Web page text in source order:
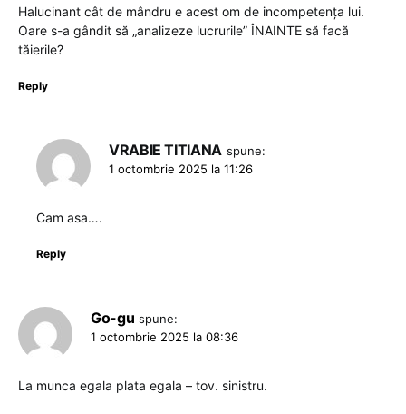
Halucinant cât de mândru e acest om de incompetența lui.
Oare s-a gândit să „analizeze lucrurile” ÎNAINTE să facă
tăierile?
Reply
VRABIE TITIANA spune:
1 octombrie 2025 la 11:26
Cam asa….
Reply
Go-gu spune:
1 octombrie 2025 la 08:36
La munca egala plata egala – tov. sinistru.